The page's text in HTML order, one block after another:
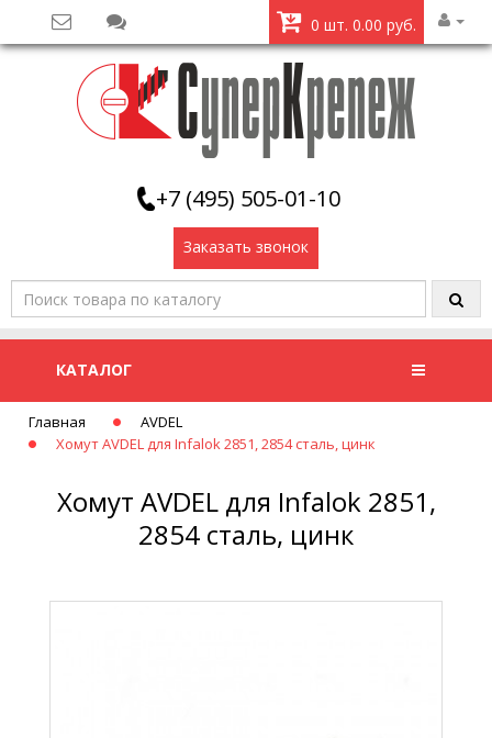
0 шт. 0.00 руб.
+7 (495) 505-01-10
Заказать звонок
КАТАЛОГ
Главная
AVDEL
Хомут AVDEL для Infalok 2851, 2854 сталь, цинк
Хомут AVDEL для Infalok 2851,
2854 сталь, цинк